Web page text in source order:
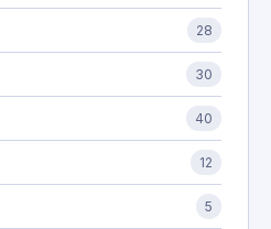
28
30
40
12
5